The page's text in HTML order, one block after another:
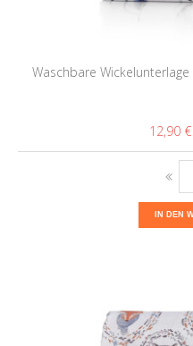
Waschbare
12,90 €
IN DEN